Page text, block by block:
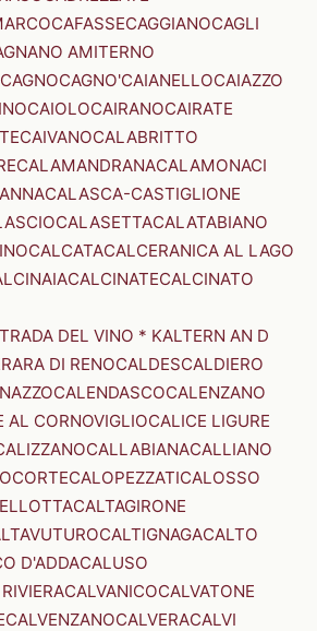
CAFASSECAGGIANOCAGLI
AMITERNO
CAGNOCAGNO'CAIANELLOCAIAZZO
CAIOLOCAIRANOCAIRATE
CAIVANOCALABRITTO
CALAMANDRANACALAMONACI
CALASCA-CASTIGLIONE
CALASETTACALATABIANO
CALCATACALCERANICA AL LAGO
CALCINATECALCINATO
DEL VINO * KALTERN AN D
DI RENOCALDESCALDIERO
CALENDASCOCALENZANO
AL CORNOVIGLIOCALICE LIGURE
CALLABIANACALLIANO
CALOPEZZATICALOSSO
CALTAGIRONE
CALTIGNAGACALTO
D'ADDACALUSO
CALVANICOCALVATONE
CALVENZANOCALVERACALVI